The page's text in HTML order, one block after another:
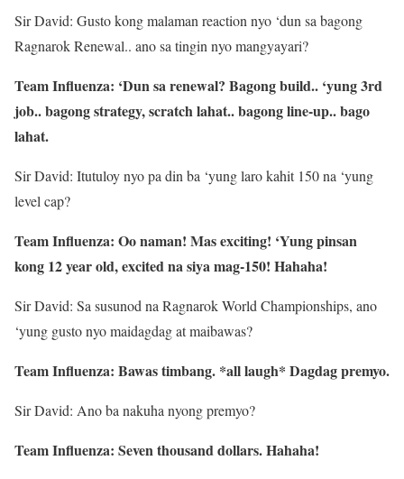
Sir David: Gusto kong malaman reaction nyo ‘dun sa bagong
Ragnarok Renewal.. ano sa tingin nyo mangyayari?
Team Influenza: ‘Dun sa renewal? Bagong build.. ‘yung 3rd
job.. bagong strategy, scratch lahat.. bagong line-up.. bago
lahat.
Sir David: Itutuloy nyo pa din ba ‘yung laro kahit 150 na ‘yung
level cap?
Team Influenza: Oo naman! Mas exciting! ‘Yung pinsan
kong 12 year old, excited na siya mag-150! Hahaha!
Sir David: Sa susunod na Ragnarok World Championships, ano
‘yung gusto nyo maidagdag at maibawas?
Team Influenza: Bawas timbang. *all laugh* Dagdag premyo.
Sir David: Ano ba nakuha nyong premyo?
Team Influenza: Seven thousand dollars. Hahaha!